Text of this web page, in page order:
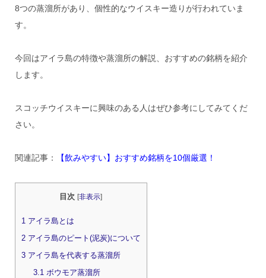
8つの蒸溜所があり、個性的なウイスキー造りが行われていま
す。
今回はアイラ島の特徴や蒸溜所の解説、おすすめの銘柄を紹介
します。
スコッチウイスキーに興味のある人はぜひ参考にしてみてくだ
さい。
関連記事： 【飲みやすい】おすすめ銘柄を10個厳選！
目次 [非表示]
1アイラ島とは
2アイラ島のピート(泥炭)について
3アイラ島を代表する蒸溜所
3.1ボウモア蒸溜所